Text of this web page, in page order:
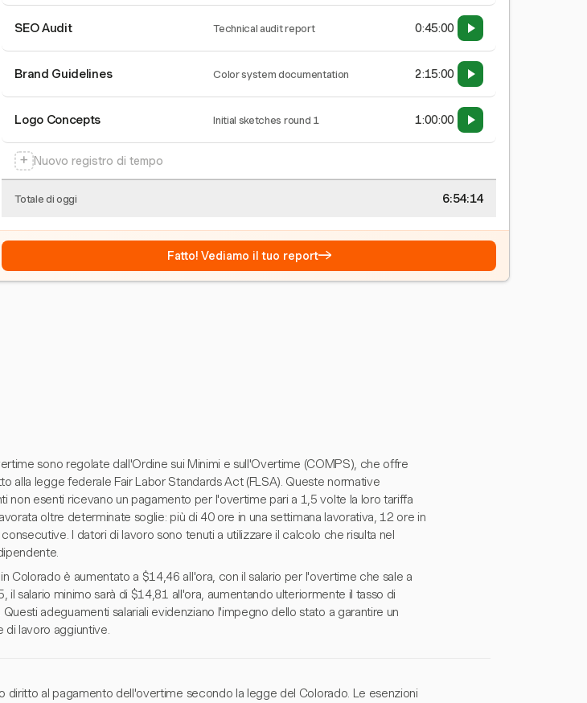
SEO Audit Technical audit report 0:45:00
Brand Guidelines Color system documentation 2:15:00
Logo Concepts Initial sketches round 1 1:00:00
+ Nuovo registro di tempo
Totale di oggi 6:54:15
Fatto! Vediamo il tuo report→
sono regolate dall'Ordine sui Minimi e sull'Overtime (COMPS), che offre
alla legge federale Fair Labor Standards Act (FLSA). Queste normative
non esenti ricevano un pagamento per l'overtime pari a 1,5 volte la loro tariffa
oltre determinate soglie: più di 40 ore in una settimana lavorativa, 12 ore in
I datori di lavoro sono tenuti a utilizzare il calcolo che risulta nel
Colorado è aumentato a $14,46 all'ora, con il salario per l'overtime che sale a
il salario minimo sarà di $14,81 all'ora, aumentando ulteriormente il tasso di
adeguamenti salariali evidenziano l'impegno dello stato a garantire un
lavoro aggiuntive.
diritto al pagamento dell'overtime secondo la legge del Colorado. Le esenzioni